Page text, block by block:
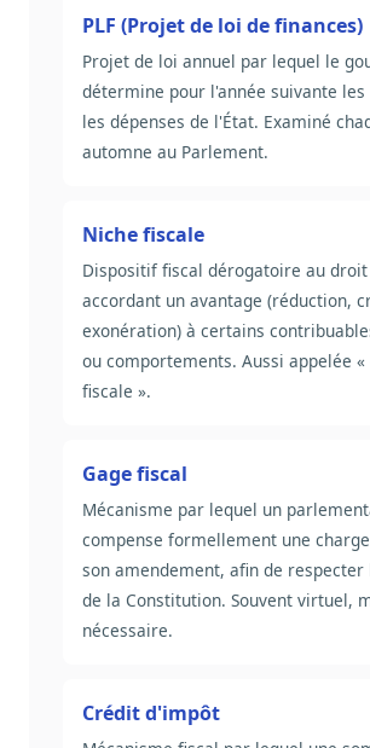
PLF (Projet de loi de finances)
Projet de loi annuel par lequel le
détermine pour l'année suivante
les dépenses de l'État. Examiné
automne au Parlement.
Niche fiscale
Dispositif fiscal dérogatoire au
accordant un avantage (réduction,
exonération) à certains
ou comportements. Aussi appelée «
fiscale ».
Gage fiscal
Mécanisme par lequel un
compense formellement une
son amendement, afin de
de la Constitution. Souvent virtuel,
nécessaire.
Crédit d'impôt